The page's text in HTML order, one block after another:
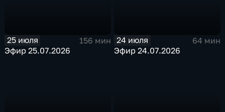
25 июля
156 мин
Эфир 25.07.2026
24 июля
64 мин
Эфир 24.07.2026